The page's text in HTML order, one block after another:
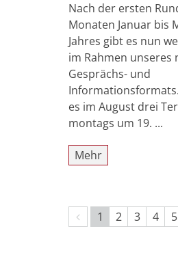
Nach der ersten
Monaten Januar bis
Jahres gibt es nun
im Rahmen unseres
Gesprächs- und
es im August drei
montags um 19. ...
Mehr
Vorherige Seite
1 2 3 4 5